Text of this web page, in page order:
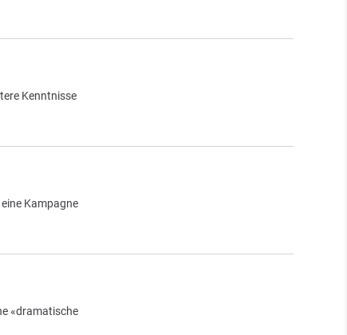
Kenntnisse
Kampagne
«dramatische